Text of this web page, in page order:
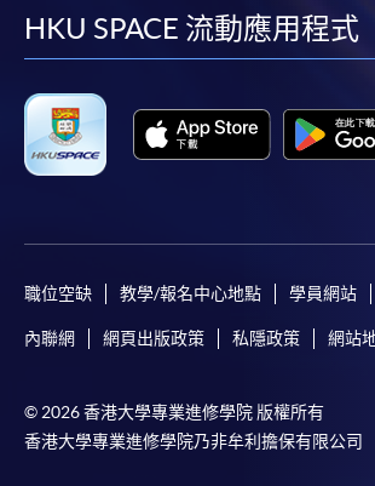
facebook
HKU SPACE 流動應用程式
職位空缺 教學/報名中心地點 學員網站
內聯網 網頁出版政策 私隱政策 網站
© 2026 香港大學專業進修學院 版權所有
香港大學專業進修學院乃非牟利擔保有限公司